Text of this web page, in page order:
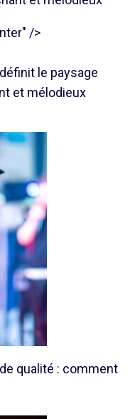
/>
le paysage
et mélodieux
qualité : comment